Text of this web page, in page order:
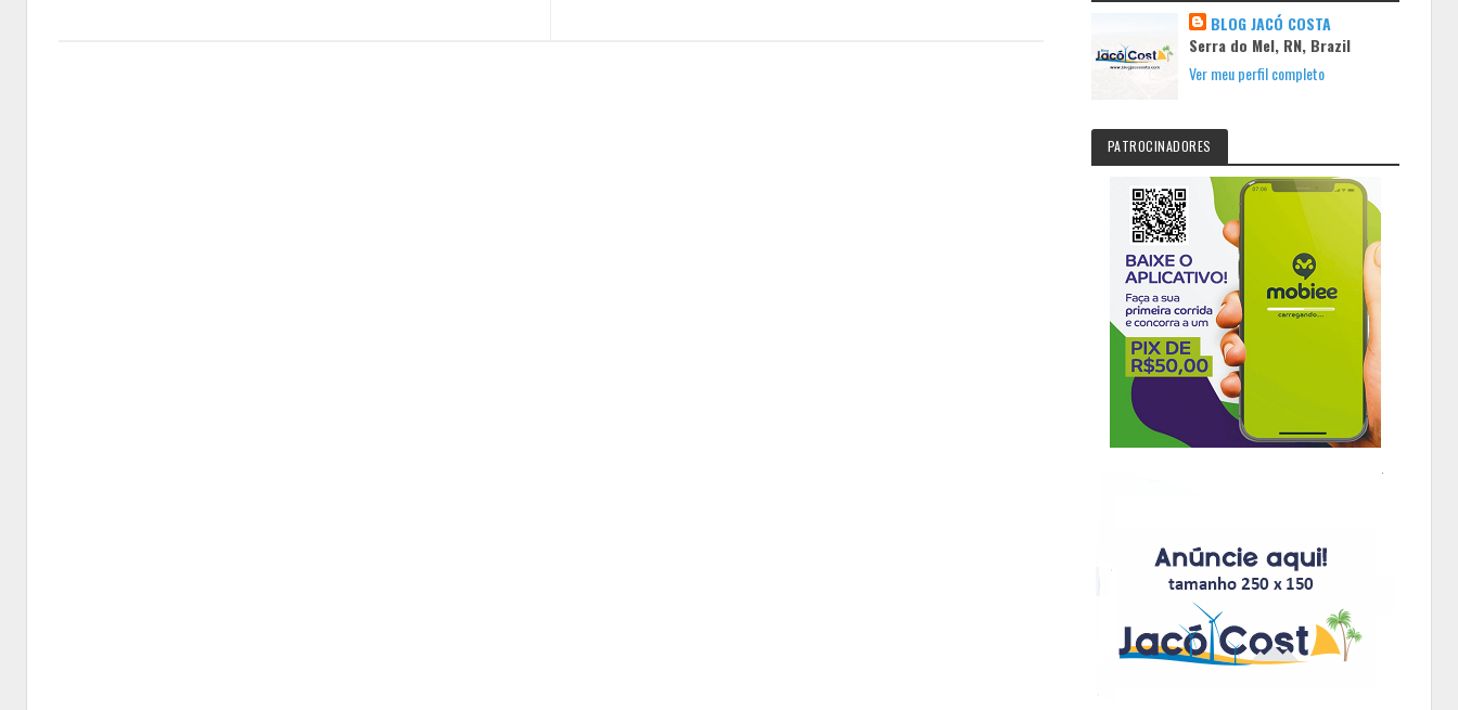
BLOG JACÓ COSTA
Serra do Mel, RN, Brazil
Ver meu perfil completo
PATROCINADORES